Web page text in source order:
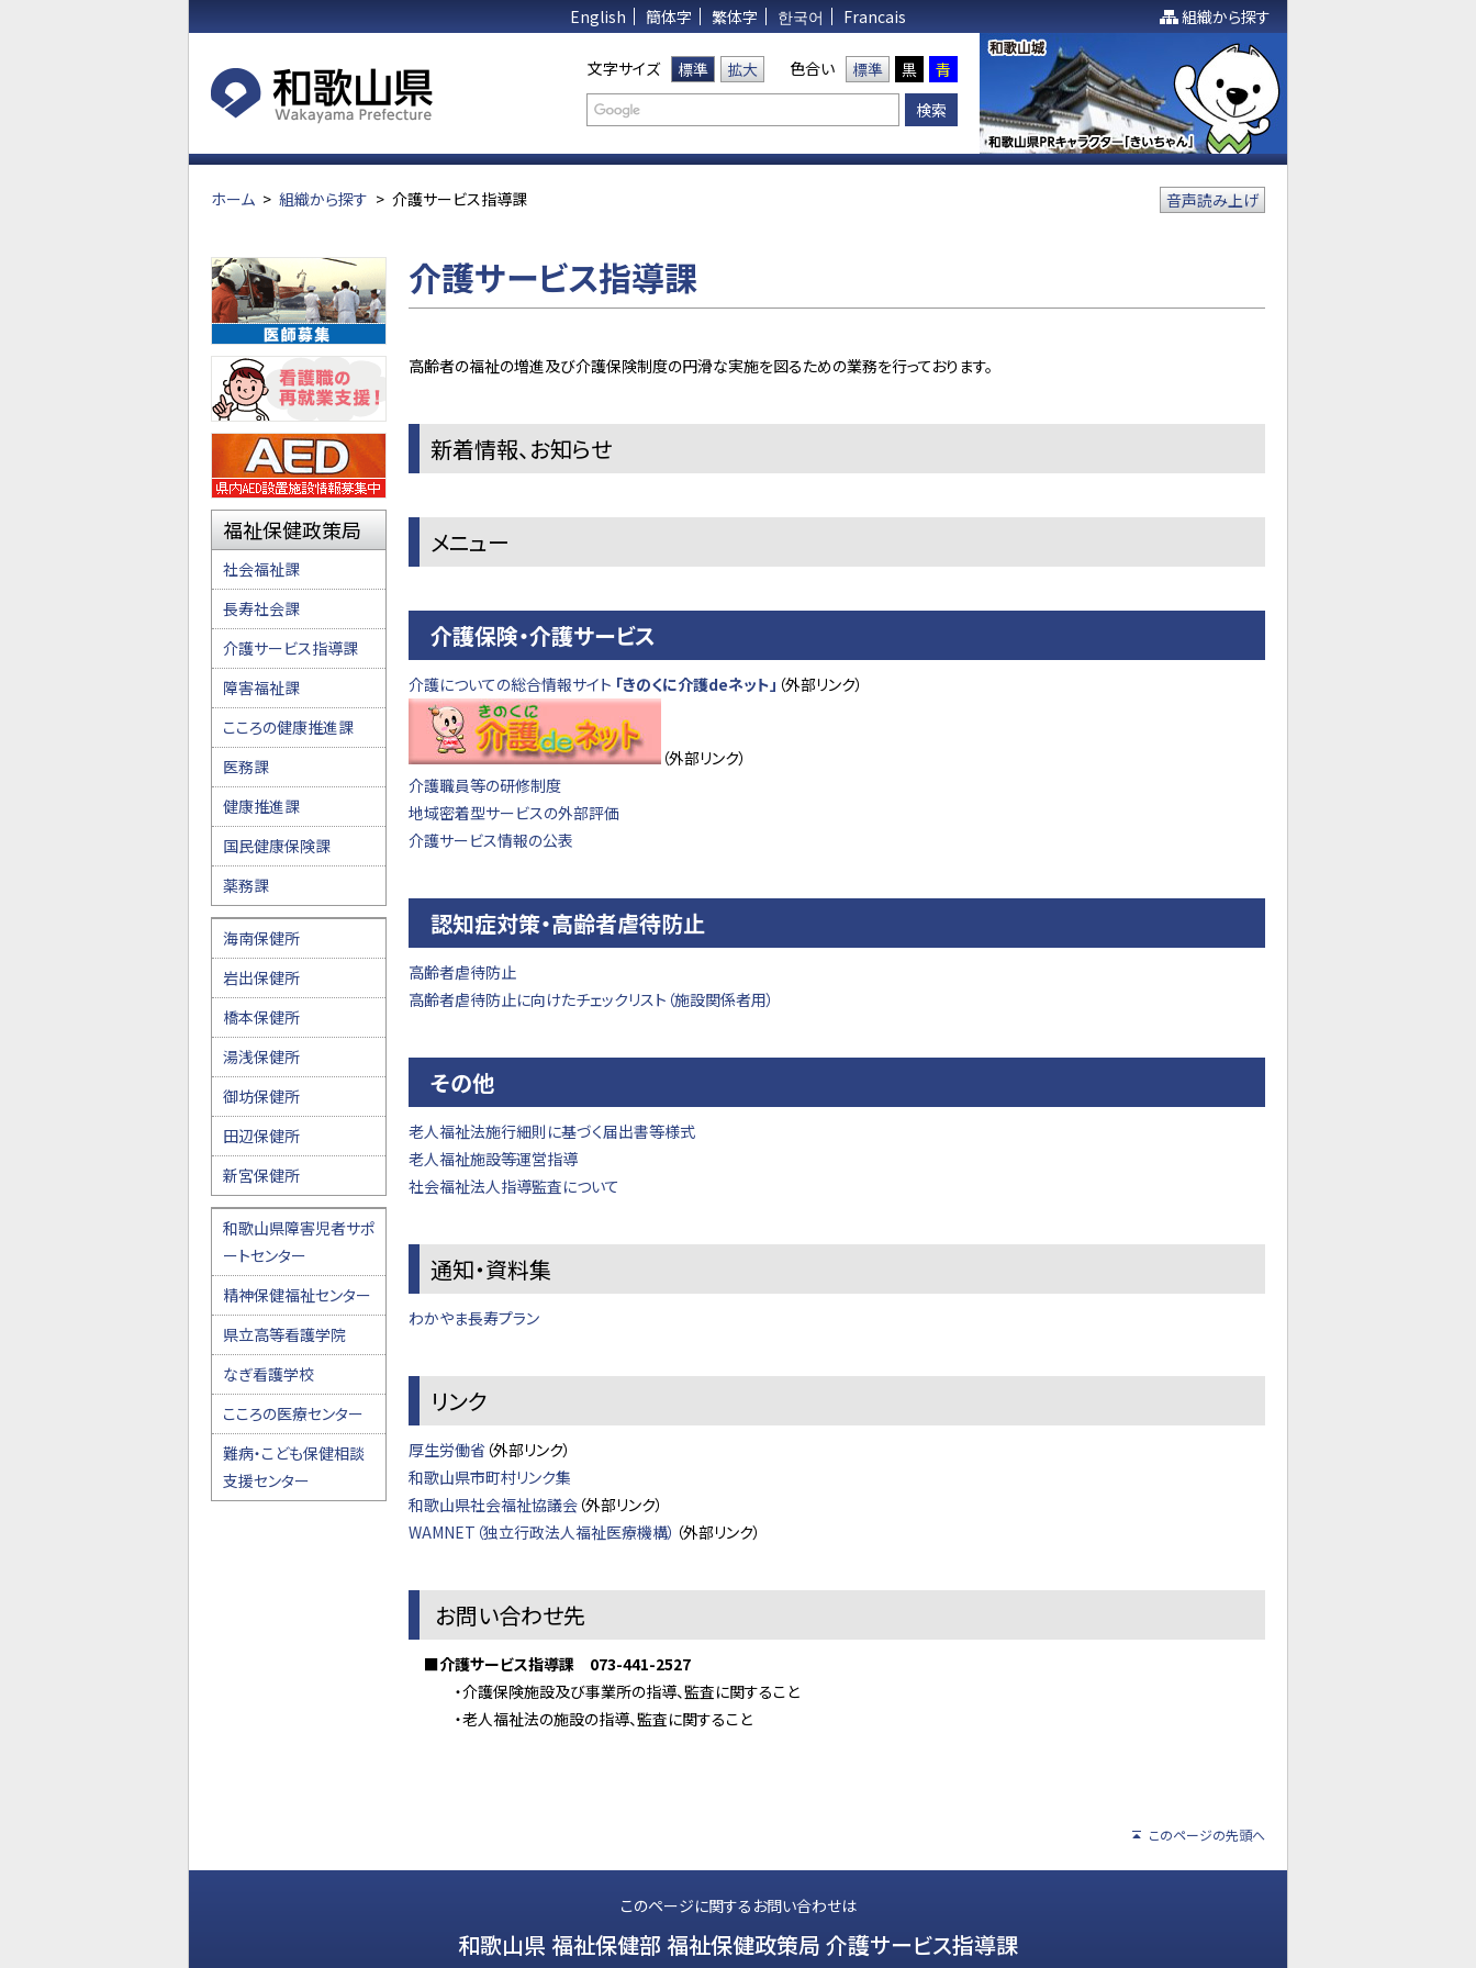
English 簡体字 繁体字 한국어 Francais 組織から探す
文字サイズ 標準 拡大 色合い 標準 黒 青
ホーム > 組織から探す > 介護サービス指導課 音声読み上げ
介護サービス指導課
高齢者の福祉の増進及び介護保険制度の円滑な実施を図るための業務を行っております。
新着情報、お知らせ
メニュー
介護保険・介護サービス
介護についての総合情報サイト 「きのくに介護deネット」 （外部リンク）
（外部リンク）
介護職員等の研修制度
地域密着型サービスの外部評価
介護サービス情報の公表
認知症対策・高齢者虐待防止
高齢者虐待防止
高齢者虐待防止に向けたチェックリスト（施設関係者用）
その他
老人福祉法施行細則に基づく届出書等様式
老人福祉施設等運営指導
社会福祉法人指導監査について
通知・資料集
わかやま長寿プラン
リンク
厚生労働省 （外部リンク）
和歌山県市町村リンク集
和歌山県社会福祉協議会 （外部リンク）
WAMNET（独立行政法人福祉医療機構） （外部リンク）
お問い合わせ先
■介護サービス指導課 073-441-2527
・介護保険施設及び事業所の指導、監査に関すること
・老人福祉法の施設の指導、監査に関すること
福祉保健政策局
社会福祉課
長寿社会課
介護サービス指導課
障害福祉課
こころの健康推進課
医務課
健康推進課
国民健康保険課
薬務課
海南保健所
岩出保健所
橋本保健所
湯浅保健所
御坊保健所
田辺保健所
新宮保健所
和歌山県障害児者サポ
ートセンター
精神保健福祉センター
県立高等看護学院
なぎ看護学校
こころの医療センター
難病・こども保健相談
支援センター
このページの先頭へ
このページに関するお問い合わせは
和歌山県 福祉保健部 福祉保健政策局 介護サービス指導課